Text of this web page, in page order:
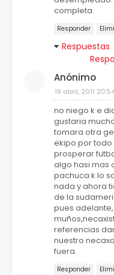
completa.
Responder
Respuestas
Anónimo
19 abril, 2011
no niego k e
gustaria
tomara otra
ekipo por todo
prosperar
algo hasi mas
pachuca k lo
nada y ahora
de la
pues
referencias
nuestro
fuera.
Responder